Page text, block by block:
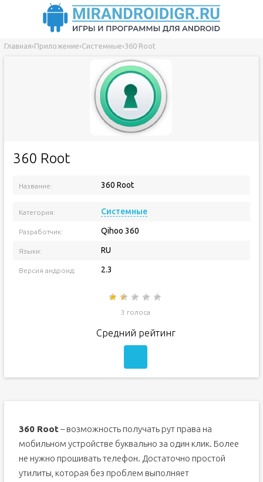
Главная›Приложение›Системные›360 Root
360 Root
Название: 360 Root
Категория:
Системные
Разработчик: Qihoo 360
Языки: RU
Версия андроид: 2.3
3 голоса
Средний рейтинг
360 Root – возможность получать рут права на
мобильном устройстве буквально за один клик. Более
не нужно прошивать телефон. Достаточно простой
утилиты, которая без проблем выполняет